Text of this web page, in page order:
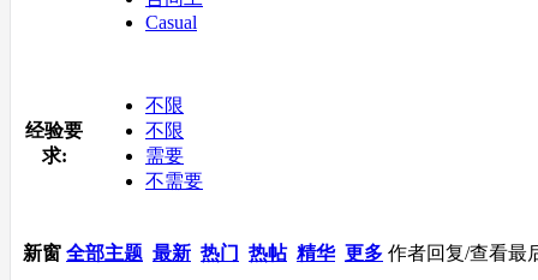
Casual
经验要
求:
不限
不限
需要
不需要
新窗 全部主题 最新 热门 热帖 精华 更多 作者回复/查看最